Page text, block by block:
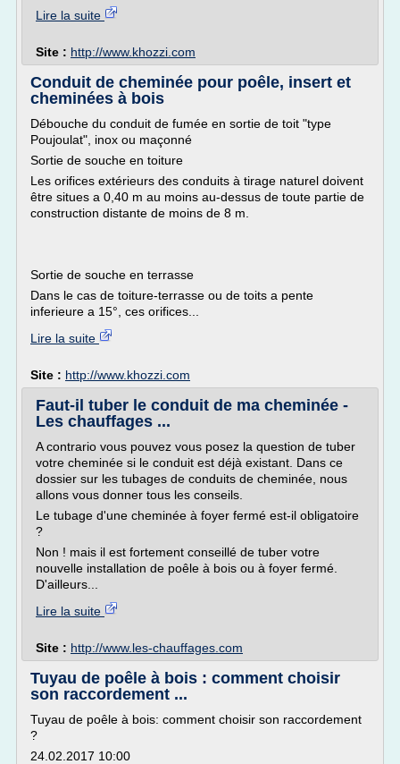
Lire la suite
Site : http://www.khozzi.com
Conduit de cheminée pour poêle, insert et
cheminées à bois
Débouche du conduit de fumée en sortie de toit "type
Poujoulat", inox ou maçonné
Sortie de souche en toiture
Les orifices extérieurs des conduits à tirage naturel doivent
être situes a 0,40 m au moins au-dessus de toute partie de
construction distante de moins de 8 m.
Sortie de souche en terrasse
Dans le cas de toiture-terrasse ou de toits a pente
inferieure a 15°, ces orifices...
Lire la suite
Site : http://www.khozzi.com
Faut-il tuber le conduit de ma cheminée -
Les chauffages ...
A contrario vous pouvez vous posez la question de tuber
votre cheminée si le conduit est déjà existant. Dans ce
dossier sur les tubages de conduits de cheminée, nous
allons vous donner tous les conseils.
Le tubage d'une cheminée à foyer fermé est-il obligatoire
?
Non ! mais il est fortement conseillé de tuber votre
nouvelle installation de poêle à bois ou à foyer fermé.
D'ailleurs...
Lire la suite
Site : http://www.les-chauffages.com
Tuyau de poêle à bois : comment choisir
son raccordement ...
Tuyau de poêle à bois: comment choisir son raccordement
?
24.02.2017 10:00